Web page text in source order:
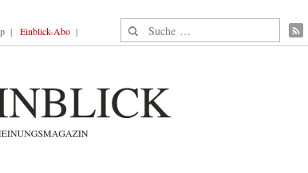
Einblick-Abo Suche nach: